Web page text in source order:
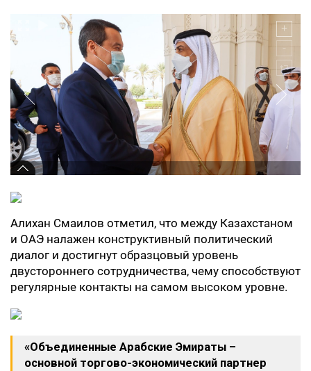
Алихан Смаилов отметил, что между Казахстаном
и ОАЭ налажен конструктивный политический
диалог и достигнут образцовый уровень
двустороннего сотрудничества, чему способствуют
регулярные контакты на самом высоком уровне.
«Объединенные Арабские Эмираты –
основной торгово-экономический партнер